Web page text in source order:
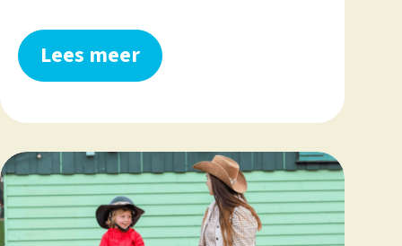
Lees meer